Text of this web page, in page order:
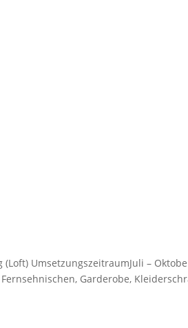
UmsetzungszeitraumJuli –
Garderobe,